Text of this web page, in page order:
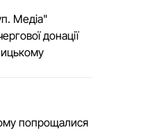
Медіа"
донації
попрощалися